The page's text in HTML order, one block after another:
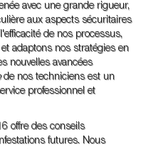
avec une grande rigueur,
aux aspects sécuritaires
de nos processus,
adaptons nos stratégies en
nouvelles avancées
de nos techniciens est un
professionnel et
offre des conseils
futures. Nous